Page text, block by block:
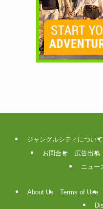
ジャングルシティについて
お問合せ
広告出稿
ニュー
About Us Terms of Use